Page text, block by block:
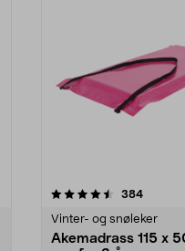
384
Vinter- og snøleker
Akemadrass 115 x
4.0 av 5